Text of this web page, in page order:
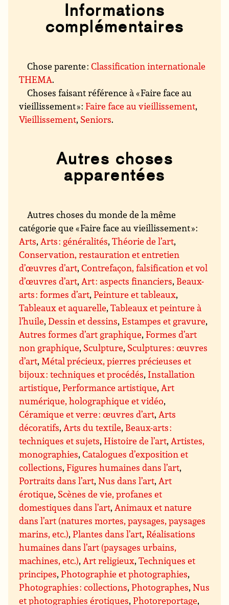
Informations
complémentaires
Chose parente :Classification internationale
THEMA.
Choses faisant référence à « Faire face au
vieillissement » :Faire face au vieillissement,
Vieillissement, Seniors.
Autres choses
apparentées
Autres choses du monde de la même
catégorie que « Faire face au vieillissement » :
Arts,Arts : généralités,Théorie de l’art,
Conservation, restauration et entretien
d’œuvres d’art,Contrefaçon, falsification et vol
d’œuvres d’art,Art : aspects financiers, Beaux-
arts : formes d’art,Peinture et tableaux,
Tableaux et aquarelle,Tableaux et peinture à
l’huile,Dessin et dessins,Estampes et gravure,
Autres formes d’art graphique,Formes d’art
non graphique, Sculpture, Sculptures : œuvres
d’art,Métal précieux, pierres précieuses et
bijoux : techniques et procédés, Installation
artistique,Performance artistique,Art
numérique, holographique et vidéo,
Céramique et verre : œuvres d’art,Arts
décoratifs,Arts du textile, Beaux-arts :
techniques et sujets,Histoire de l’art,Artistes,
monographies,Catalogues d’exposition et
collections,Figures humaines dans l’art,
Portraits dans l’art,Nus dans l’art,Art
érotique, Scènes de vie, profanes et
domestiques dans l’art,Animaux et nature
dans l’art (natures mortes, paysages, paysages
marins, etc.),Plantes dans l’art,Réalisations
humaines dans l’art (paysages urbains,
machines, etc.),Art religieux,Techniques et
principes,Photographie et photographies,
Photographies : collections,Photographes,Nus
et photographies érotiques,Photoreportage,